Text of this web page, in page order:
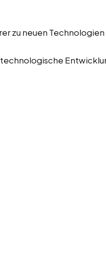
zu neuen Technologien